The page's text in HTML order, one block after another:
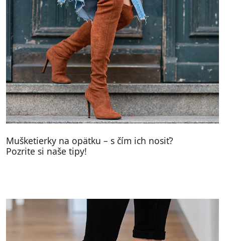
Mušketierky na opätku – s čím ich nosiť?
Pozrite si naše tipy!